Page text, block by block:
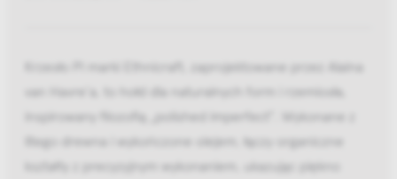
Krzesło PI marki Ethnicraft, zaprojektowane przez Alaina
van Havre’a, to hołd dla naturalnych form i rzemiosła,
inspirowany filozofią „polished imperfect”. Wykonane z
litego drewna i wykończone olejem, łączy organiczne
kształty z precyzyjnym wykonaniem, ukazując piękno